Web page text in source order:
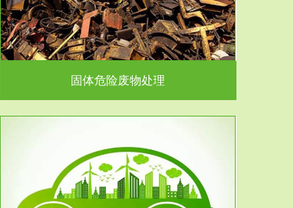
固体危险废物处理